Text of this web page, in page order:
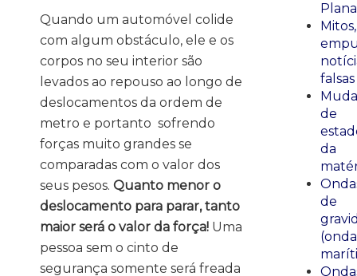
Quando um automóvel colide
com algum obstáculo, ele e os
corpos no seu interior são
levados ao repouso ao longo de
deslocamentos da ordem de
metro e portanto sofrendo
forças muito grandes se
comparadas com o valor dos
seus pesos. Quanto menor o
deslocamento para parar, tanto
maior será o valor da força! Uma
pessoa sem o cinto de
segurança somente será freada
Plana
Mitos,
falsas
de
da
de